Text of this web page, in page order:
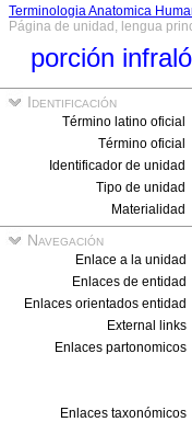
Terminologia Anatomica
Página de unidad, lengua
porción
Identificación
Término latino oficial
Término oficial
Identificador de unidad
Tipo de unidad
Materialidad
Navegación
Enlace a la unidad
Enlaces de entidad
Enlaces orientados entidad
External links
Enlaces partonomicos
Enlaces taxonómicos